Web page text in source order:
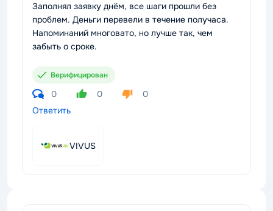
Заполнял заявку днём, все шаги прошли без
проблем. Деньги перевели в течение получаса.
Напоминаний многовато, но лучше так, чем
забыть о сроке.
Верифицирован
0 0
0
Ответить
VIVUS